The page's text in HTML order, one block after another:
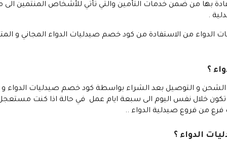
بها من ضمن خدمات التأمين والتي تأتي للأشخاص المنتمين
.
الدواء من الاستفادة من كود خصم صيدليات الدواء المجاني و
؟
و التوصيل بعد الشراء بواسطة كود خصم صيدليات
خلال نفس اليوم الى سبعة ايام عمل في حالة اذا كنت
من فروع صيدلية الدواء ..
الدواء ؟